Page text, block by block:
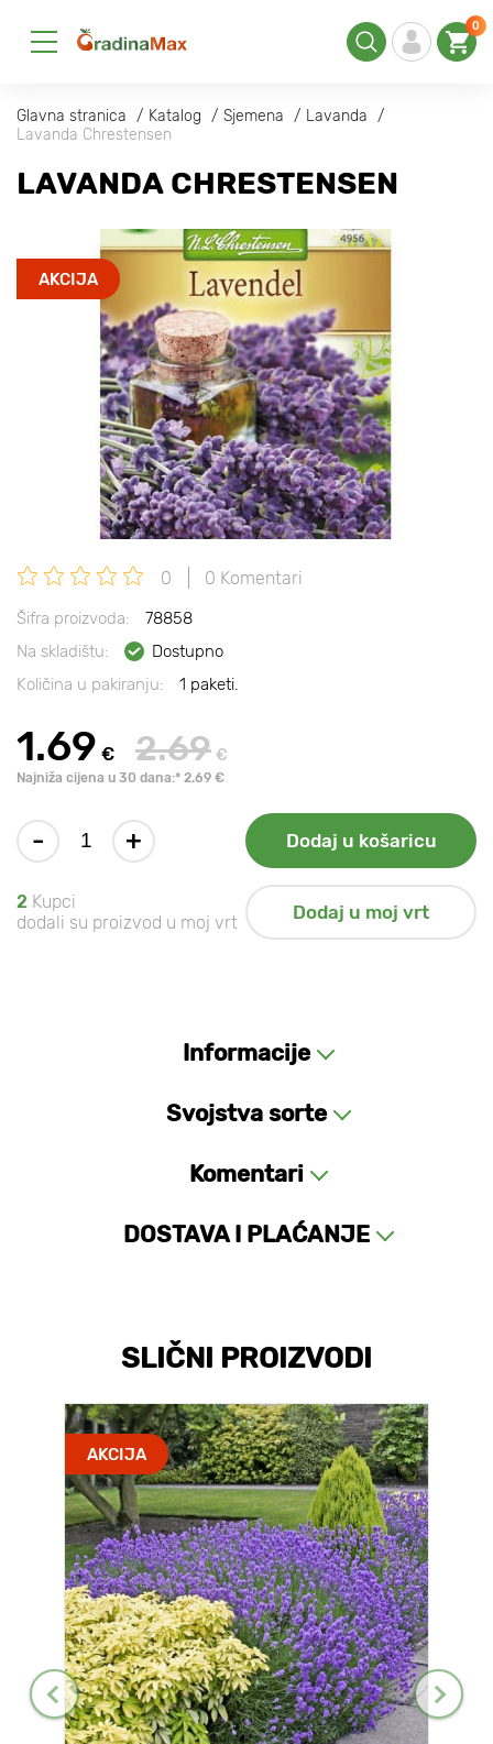
0
Glavna stranica Katalog Sjemena
Lavanda
Lavanda Chrestensen
LAVANDA CHRESTENSEN
AKCIJA
0 0 Komentari
Šifra proizvoda:
78858
Na skladištu:
Dostupno
Količina u pakiranju:
1 paketi.
1.69 € 2.69 €
Najniža cijena u 30 dana:* 2.69 €
- + Dodaj u košaricu
2 Kupci
dodali su proizvod u moj vrt
Dodaj u moj vrt
Informacije
Svojstva sorte
Komentari
DOSTAVA I PLAĆANJE
SLIČNI PROIZVODI
AKCIJA